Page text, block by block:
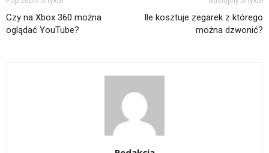
Czy na Xbox 360 można
oglądać YouTube?
Ile kosztuje zegarek z którego
można dzwonić?